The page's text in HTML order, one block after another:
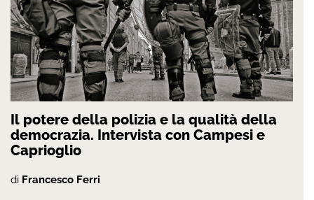
Il potere della polizia e la qualità della
democrazia. Intervista con Campesi e
Caprioglio
di Francesco Ferri